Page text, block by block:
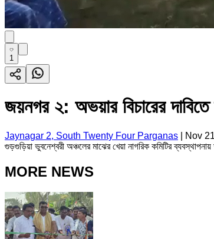
1
জয়নগর ২: অভয়ার বিচারের
Jaynagar 2, South Twenty Four Parganas
Nov
গুড়গুড়িয়া ভুবনেশ্বরী অঞ্চলের মাঝের খেয়া নাগরিক কমিটির
MORE NEWS